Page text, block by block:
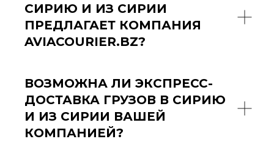
СИРИЮ И ИЗ СИРИИ
ПРЕДЛАГАЕТ КОМПАНИЯ
AVIACOURIER.BZ?
ВОЗМОЖНА ЛИ ЭКСПРЕСС-
ДОСТАВКА ГРУЗОВ В СИРИЮ
И ИЗ СИРИИ ВАШЕЙ
КОМПАНИЕЙ?